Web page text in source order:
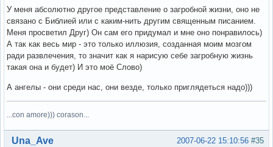
У меня абсолютно другое представление о загробной жизни, оно не
связано с Библией или с каким-нить другим священным писанием.
Меня просветил Друг) Он сам его придумал и мне оно понравилось)
А так как весь мир - это только иллюзия, созданная моим мозгом
ради развлечения, то значит как я нарисую себе загробную жизнь
такая она и будет) И это моё Слово)
А ангелы - они среди нас, они везде, только приглядеться надо)))
...con amore))) corason...
Вне форума #35
2007-06-22 15:10:56
Una_Ave